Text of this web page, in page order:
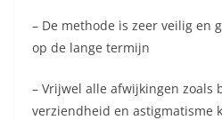
– De methode is zeer veilig en
op de lange termijn
– Vrijwel alle afwijkingen zoals
verziendheid en astigmatisme